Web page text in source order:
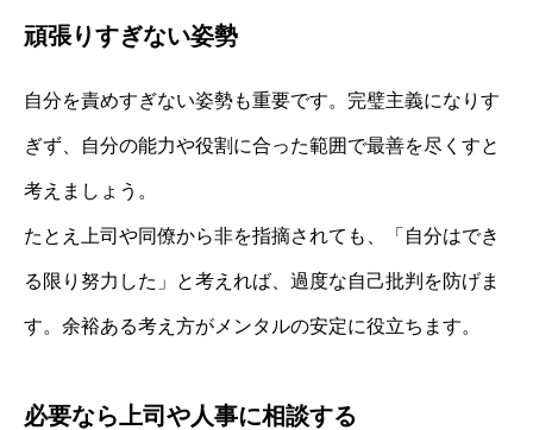
頑張りすぎない姿勢
自分を責めすぎない姿勢も重要です。完璧主義になりす
ぎず、自分の能力や役割に合った範囲で最善を尽くすと
考えましょう。
たとえ上司や同僚から非を指摘されても、「自分はでき
る限り努力した」と考えれば、過度な自己批判を防げま
す。余裕ある考え方がメンタルの安定に役立ちます。
必要なら上司や人事に相談する